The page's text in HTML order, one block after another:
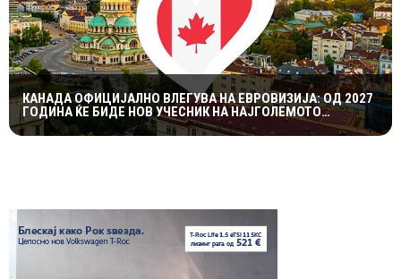
КАНАДА ОФИЦИЈАЛНО ВЛЕГУВА НА ЕВРОВИЗИЈА: ОД 2027
ГОДИНА ЌЕ БИДЕ НОВ УЧЕСНИК НА НАЈГОЛЕМОТО
МУЗИЧКО ШОУ